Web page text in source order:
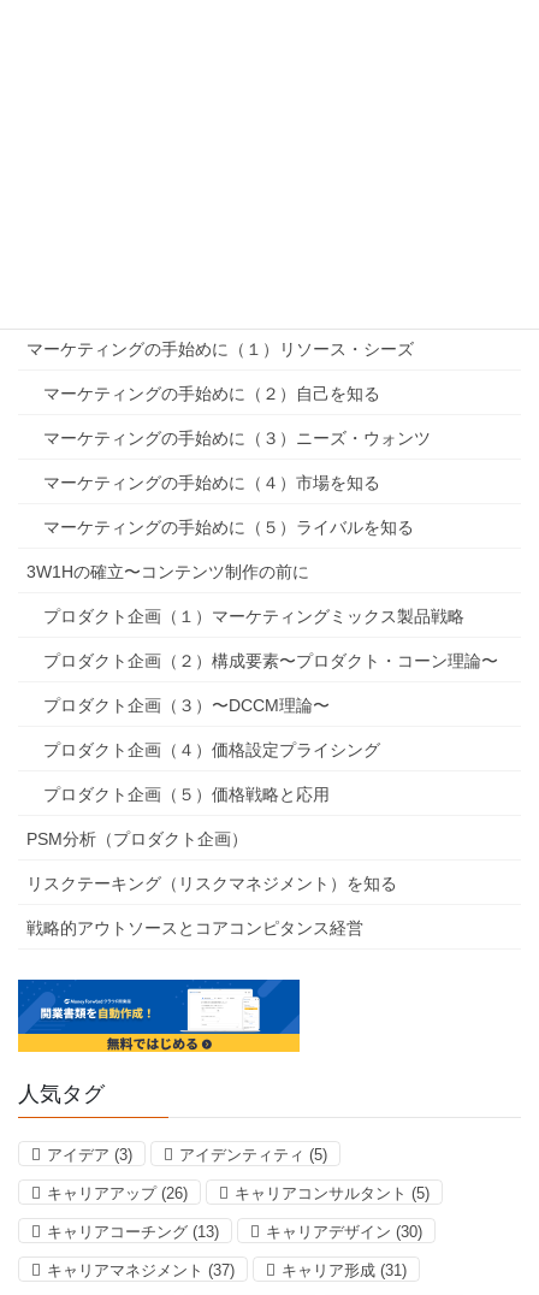
マーケティングの手始めに（１）リソース・シーズ
マーケティングの手始めに（２）自己を知る
マーケティングの手始めに（３）ニーズ・ウォンツ
マーケティングの手始めに（４）市場を知る
マーケティングの手始めに（５）ライバルを知る
3W1Hの確立〜コンテンツ制作の前に
プロダクト企画（１）マーケティングミックス製品戦略
プロダクト企画（２）構成要素〜プロダクト・コーン理論〜
プロダクト企画（３）〜DCCM理論〜
プロダクト企画（４）価格設定プライシング
プロダクト企画（５）価格戦略と応用
PSM分析（プロダクト企画）
リスクテーキング（リスクマネジメント）を知る
戦略的アウトソースとコアコンピタンス経営
人気タグ
アイデア (3) アイデンティティ (5)
キャリアアップ(26) キャリアコンサルタント (5)
キャリアコーチング (13) キャリアデザイン (30)
キャリアマネジメント (37) キャリア形成 (31)